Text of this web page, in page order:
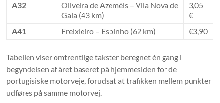
A32
Oliveira de Azeméis – Vila Nova de
Gaia (43 km)
3,05
€
A41
Freixieiro – Espinho (62 km) €3,90
Tabellen viser omtrentlige takster beregnet én gang i
begyndelsen af ​​året baseret på hjemmesiden for de
portugisiske motorveje, forudsat at trafikken mellem punkter
udføres på samme motorvej.